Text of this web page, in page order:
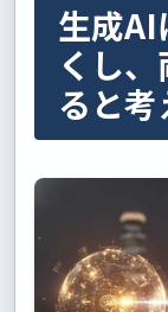
生成AI
くし
ると